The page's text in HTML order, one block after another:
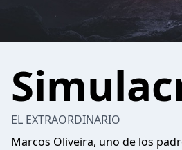
EL EXTRAORDINARIO
Marcos Oliveira, uno de los